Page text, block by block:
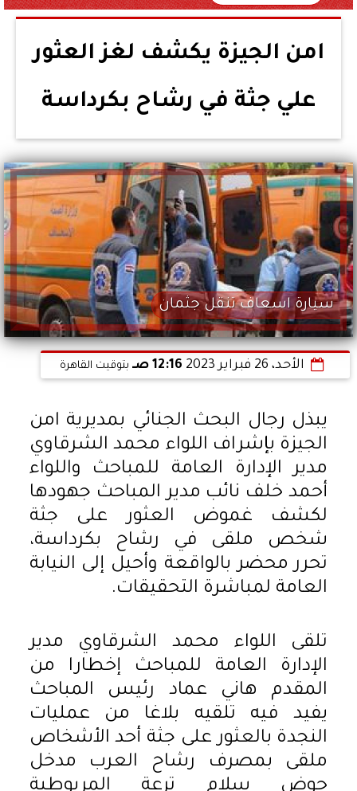
امن الجيزة يكشف لغز العثور
علي جثة في رشاح بكرداسة
سيارة اسعاف تنقل جثمان
الأحد، 26 فبراير 2023 12:16 صـ بتوقيت القاهرة
يبذل رجال البحث الجنائي بمديرية امن
الجيزة بإشراف اللواء محمد الشرقاوي
مدير الإدارة العامة للمباحث واللواء
أحمد خلف نائب مدير المباحث جهودها
لكشف غموض العثور على جثة
شخص ملقى في رشاح بكرداسة،
تحرر محضر بالواقعة وأحيل إلى النيابة
العامة لمباشرة التحقيقات.
تلقى اللواء محمد الشرقاوي مدير
الإدارة العامة للمباحث إخطارا من
المقدم هاني عماد رئيس المباحث
يفيد فيه تلقيه بلاغا من عمليات
النجدة بالعثور على جثة أحد الأشخاص
ملقى بمصرف رشاح العرب مدخل
حوض سلام ترعة المريوطية